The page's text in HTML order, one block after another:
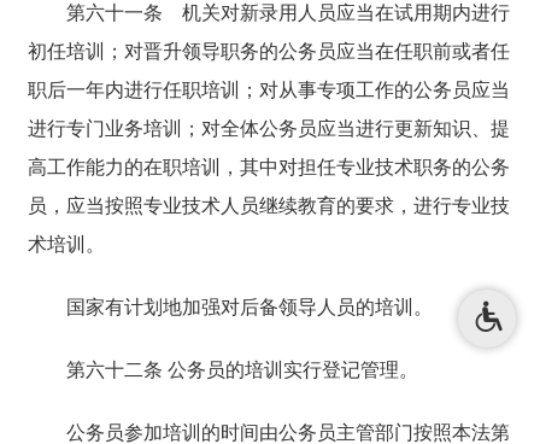
第六十一条
机关对新录用人员应当在试用期内进行
初任培训；对晋升领导职务的公务员应当在任职前或者任
职后一年内进行任职培训；对从事专项工作的公务员应当
进行专门业务培训；对全体公务员应当进行更新知识、提
高工作能力的在职培训，其中对担任专业技术职务的公务
员，应当按照专业技术人员继续教育的要求，进行专业技
术培训。
国家有计划地加强对后备领导人员的培训。
第六十二条 公务员的培训实行登记管理。
公务员参加培训的时间由公务员主管部门按照本法第